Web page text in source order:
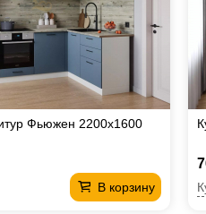
Фьюжен 2200х1600
В корзину